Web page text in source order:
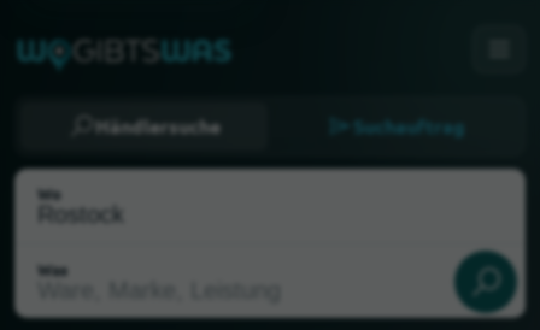
Händlersuche Suchauftrag
Wo
Was